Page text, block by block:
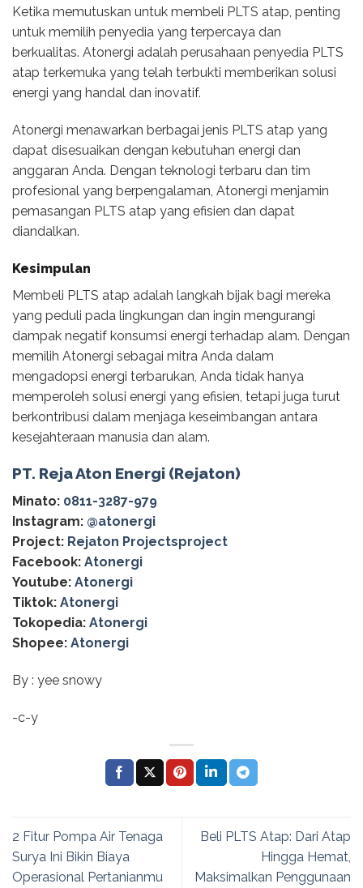
Ketika memutuskan untuk membeli PLTS atap, penting
untuk memilih penyedia yang terpercaya dan
berkualitas. Atonergi adalah perusahaan penyedia PLTS
atap terkemuka yang telah terbukti memberikan solusi
energi yang handal dan inovatif.
Atonergi menawarkan berbagai jenis PLTS atap yang
dapat disesuaikan dengan kebutuhan energi dan
anggaran Anda. Dengan teknologi terbaru dan tim
profesional yang berpengalaman, Atonergi menjamin
pemasangan PLTS atap yang efisien dan dapat
diandalkan.
Kesimpulan
Membeli PLTS atap adalah langkah bijak bagi mereka
yang peduli pada lingkungan dan ingin mengurangi
dampak negatif konsumsi energi terhadap alam. Dengan
memilih Atonergi sebagai mitra Anda dalam
mengadopsi energi terbarukan, Anda tidak hanya
memperoleh solusi energi yang efisien, tetapi juga turut
berkontribusi dalam menjaga keseimbangan antara
kesejahteraan manusia dan alam.
PT. Reja Aton Energi (Rejaton)
Minato: 0811-3287-979
Instagram: @‌atonergi
Project: Rejaton Projectsproject
Facebook: Atonergi
Youtube: Atonergi
Tiktok: Atonergi
Tokopedia: Atonergi
Shopee: Atonergi
By : yee snowy
-c-y
2 Fitur Pompa Air Tenaga
Surya Ini Bikin Biaya
Operasional Pertanianmu
Beli PLTS Atap: Dari Atap
Hingga Hemat,
Maksimalkan Penggunaan